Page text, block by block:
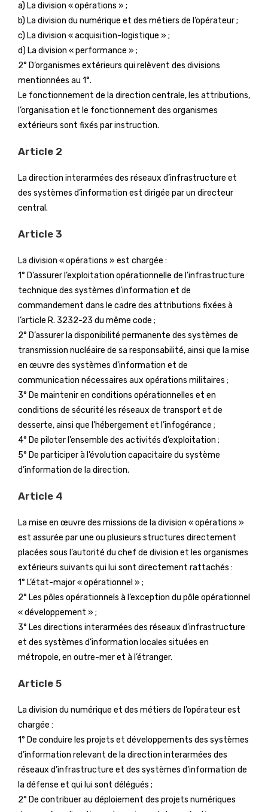
a) La division « opérations » ;
b) La division du numérique et des métiers de l’opérateur ;
c) La division « acquisition-logistique » ;
d) La division « performance » ;
2° D’organismes extérieurs qui relèvent des divisions
mentionnées au 1°.
Le fonctionnement de la direction centrale, les attributions,
l’organisation et le fonctionnement des organismes
extérieurs sont fixés par instruction.
Article 2
La direction interarmées des réseaux d’infrastructure et
des systèmes d’information est dirigée par un directeur
central.
Article 3
La division « opérations » est chargée :
1° D’assurer l’exploitation opérationnelle de l’infrastructure
technique des systèmes d’information et de
commandement dans le cadre des attributions fixées à
l’article R. 3232-23 du même code ;
2° D’assurer la disponibilité permanente des systèmes de
transmission nucléaire de sa responsabilité, ainsi que la mise
en œuvre des systèmes d’information et de
communication nécessaires aux opérations militaires ;
3° De maintenir en conditions opérationnelles et en
conditions de sécurité les réseaux de transport et de
desserte, ainsi que l’hébergement et l’infogérance ;
4° De piloter l’ensemble des activités d’exploitation ;
5° De participer à l’évolution capacitaire du système
d’information de la direction.
Article 4
La mise en œuvre des missions de la division « opérations »
est assurée par une ou plusieurs structures directement
placées sous l’autorité du chef de division et les organismes
extérieurs suivants qui lui sont directement rattachés :
1° L’état-major « opérationnel » ;
2° Les pôles opérationnels à l’exception du pôle opérationnel
« développement » ;
3° Les directions interarmées des réseaux d’infrastructure
et des systèmes d’information locales situées en
métropole, en outre-mer et à l’étranger.
Article 5
La division du numérique et des métiers de l’opérateur est
chargée :
1° De conduire les projets et développements des systèmes
d’information relevant de la direction interarmées des
réseaux d’infrastructure et des systèmes d’information de
la défense et qui lui sont délégués ;
2° De contribuer au déploiement des projets numériques